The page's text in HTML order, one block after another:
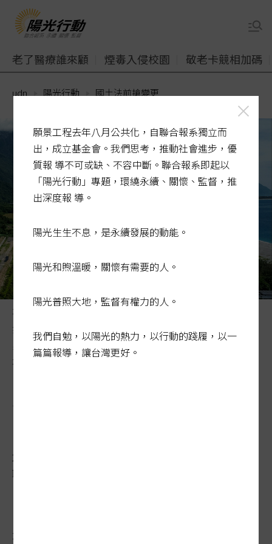
老了醫療誰來顧 煙毒入侵校園 敬老卡競相加碼
udn 陽光行動 國土法前搶變更
花蓮縣政府目前收到觀光投資興辦事業計畫，有七件在人
氣景點七星潭風景區周邊，被形容大型度假村「圍攻」七
星潭，更引來規避環評質疑。圖為七星潭旁度假村預定
地。記者季相儒／攝影
七度假村「圍攻」七星潭 環
2024-08-07 01:54:15
聯合報 / 記者黃婉婷、王燕華／連線報導
花蓮縣七星潭蔚藍海景遠近馳名，未來可能
願景工程去年八月公共化，自聯合報系獨立而
出，成立基金會。我們思考，推動社會進步，優
質報 導不可或缺、不容中斷。聯合報系即起以
「陽光行動」專題，環繞永續、關懷、監督，推
出深度報 導。
陽光生生不息，是永續發展的動能。
陽光和煦溫暖，關懷有需要的人。
陽光普照大地，監督有權力的人。
我們自勉，以陽光的熱力，以行動的踐履，以一
篇篇報導，讓台灣更好。